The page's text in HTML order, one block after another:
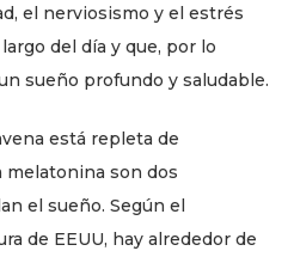
el nerviosismo y el estrés
del día y que, por lo
sueño profundo y saludable.
está repleta de
melatonina son dos
el sueño. Según el
de EEUU, hay alrededor de